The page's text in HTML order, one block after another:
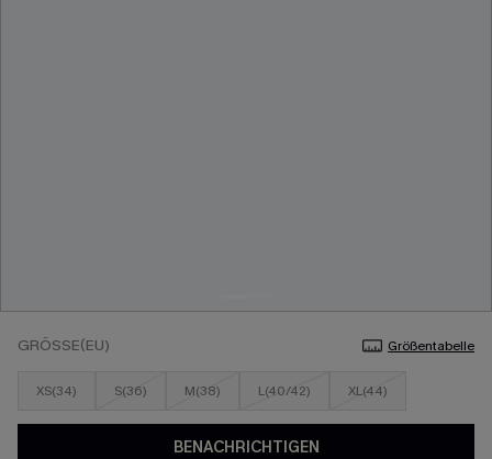
GRÖSSE(EU) Größentabelle
XS(34) S(36) M(38) L(40/42) XL(44)
BENACHRICHTIGEN